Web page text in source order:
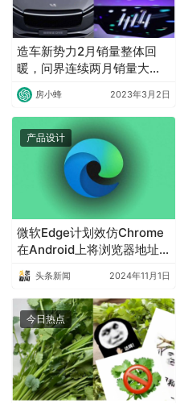
造车新势力2月销量整体回
暖，问界连续两月销量大幅
下滑
房小蜂 2023年3月2日
产品设计
微软Edge计划效仿Chrome
在Android上将浏览器地址
头条新闻 2024年11月1日
今日热点